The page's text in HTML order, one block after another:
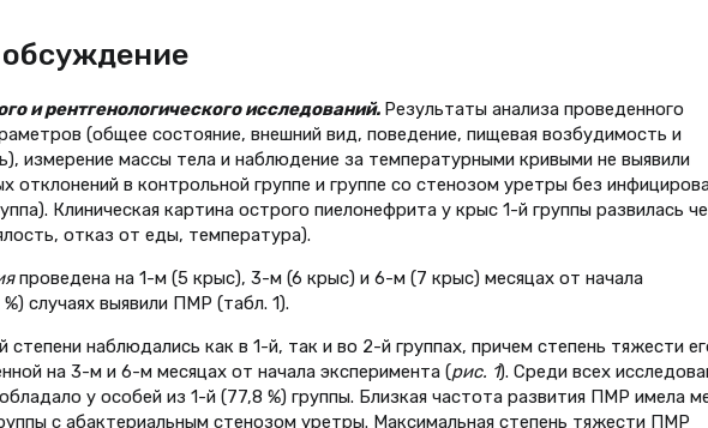
и рентгенологического исследований. Результаты анализа проведенного
(общее состояние, внешний вид, поведение, пищевая возбудимость и
измерение массы тела и наблюдение за температурными кривыми не выявили
отклонений в контрольной группе и группе со стенозом уретры без
Клиническая картина острого пиелонефрита у крыс 1-й группы развилась
отказ от еды, температура).
проведена на 1-м (5 крыс), 3-м (6 крыс) и 6-м (7 крыс) месяцах от начала
случаях выявили ПМР (табл. 1).
наблюдались как в 1-й, так и во 2-й группах, причем степень тяжести
на 3-м и 6-м месяцах от начала эксперимента (рис. 1). Среди всех
у особей из 1-й (77,8 %) группы. Близкая частота развития ПМР имела
с абактериальным стенозом уретры. Максимальная степень тяжести ПМР